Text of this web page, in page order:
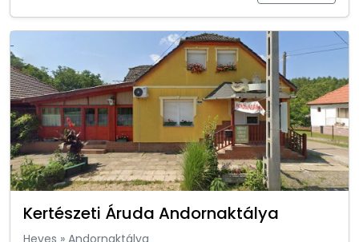
Kertészeti Áruda Andornaktálya
Heves » Andornaktálya